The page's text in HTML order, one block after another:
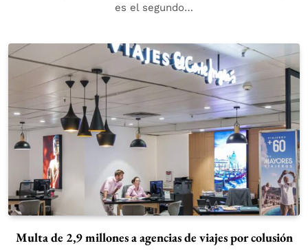
es el segundo…
Multa de 2,9 millones a agencias de viajes por colusión